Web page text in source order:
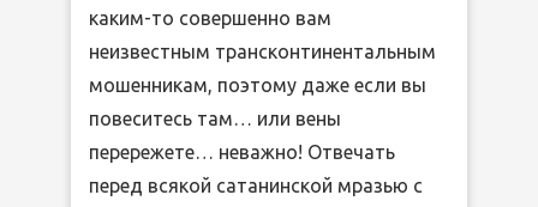
каким-то совершенно вам
неизвестным трансконтинентальным
мошенникам, поэтому даже если вы
повеситесь там… или вены
перережете… неважно! Отвечать
перед всякой сатанинской мразью с